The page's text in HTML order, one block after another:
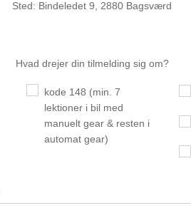
Sted: Bindeledet 9, 2880 Bagsværd
Hvad drejer din tilmelding sig om?
kode 148 (min. 7
lektioner i bil med
manuelt gear & resten i
automat gear)